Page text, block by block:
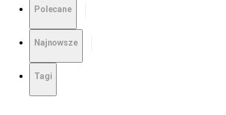
Polecane
Najnowsze
Tagi